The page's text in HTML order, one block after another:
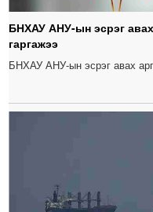
БНХАУ АНУ-ын эсрэг
гаргажээ
БНХАУ АНУ-ын эсрэг авах